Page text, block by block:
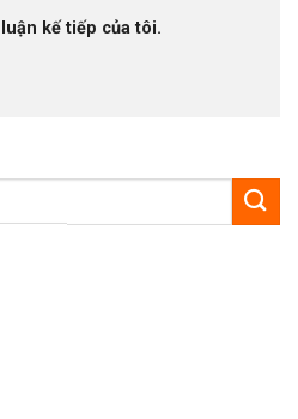
kế tiếp của tôi.